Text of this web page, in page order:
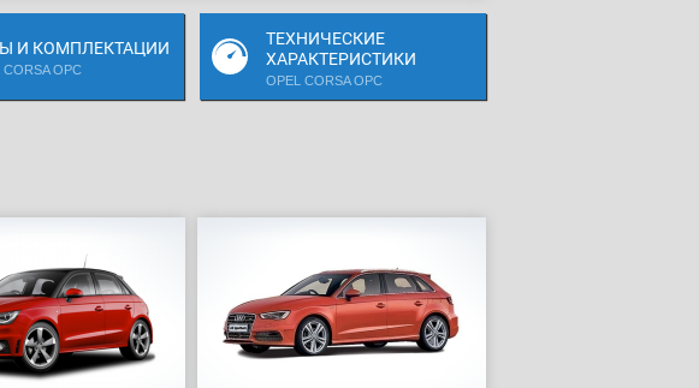
И КОМПЛЕКТАЦИИ
CORSA OPC
ТЕХНИЧЕСКИЕ
ХАРАКТЕРИСТИКИ
OPEL CORSA OPC